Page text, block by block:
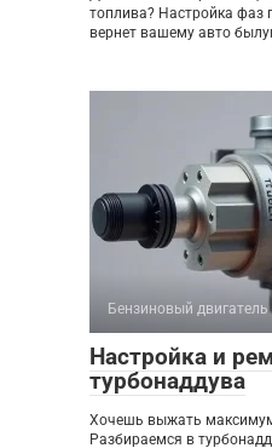
топлива? Настройка фаз
вернет вашему авто
Бензиновый двигатель
Настройка и
турбонаддува
Хочешь выжать
Разбираемся в